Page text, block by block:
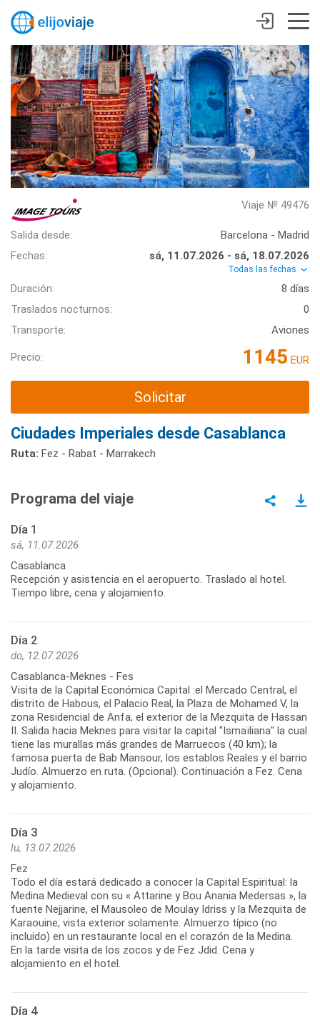
Viaje № 49476
Salida desde:
Barcelona - Madrid
Fechas:
sá, 11.07.2026 - sá, 18.07.2026
Todas las fechas
Duración:
8 días
Traslados nocturnos:
0
Transporte:
Aviones
Precio: 1145 EUR
Solicitar
Ciudades Imperiales desde Casablanca
Ruta: Fez - Rabat - Marrakech
Programa del viaje
Día 1
sá, 11.07.2026
Casablanca
Recepción y asistencia en el aeropuerto. Traslado al hotel.
Tiempo libre, cena y alojamiento.
Día 2
do, 12.07.2026
Casablanca-Meknes - Fes
Visita de la Capital Económica Capital :el Mercado Central, el
distrito de Habous, el Palacio Real, la Plaza de Mohamed V, la
zona Residencial de Anfa, el exterior de la Mezquita de Hassan
II. Salida hacia Meknes para visitar la capital "Ismaïliana" la cual
tiene las murallas más grandes de Marruecos (40 km); la
famosa puerta de Bab Mansour, los establos Reales y el barrio
Judío. Almuerzo en ruta. (Opcional). Continuación a Fez. Cena
y alojamiento.
Día 3
lu, 13.07.2026
Fez
Todo el día estará dedicado a conocer la Capital Espiritual: la
Medina Medieval con su « Attarine y Bou Anania Medersas », la
fuente Nejjarine, el Mausoleo de Moulay Idriss y la Mezquita de
Karaouine, vista exterior solamente. Almuerzo típico (no
incluido) en un restaurante local en el corazón de la Medina.
En la tarde visita de los zocos y de Fez Jdid. Cena y
alojamiento en el hotel.
Día 4